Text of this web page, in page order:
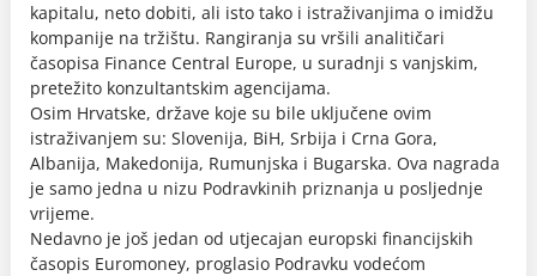
kapitalu, neto dobiti, ali isto tako i istraživanjima o imidžu
kompanije na tržištu. Rangiranja su vršili analitičari
časopisa Finance Central Europe, u suradnji s vanjskim,
pretežito konzultantskim agencijama.
Osim Hrvatske, države koje su bile uključene ovim
istraživanjem su: Slovenija, BiH, Srbija i Crna Gora,
Albanija, Makedonija, Rumunjska i Bugarska. Ova nagrada
je samo jedna u nizu Podravkinih priznanja u posljednje
vrijeme.
Nedavno je još jedan od utjecajan europski financijskih
časopis Euromoney, proglasio Podravku vodećom